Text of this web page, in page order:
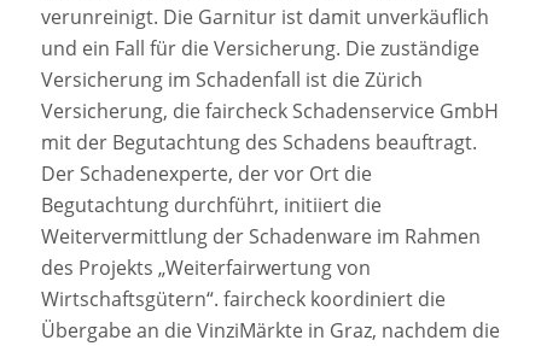
verunreinigt. Die Garnitur ist damit unverkäuflich
und ein Fall für die Versicherung. Die zuständige
Versicherung im Schadenfall ist die Zürich
Versicherung, die faircheck Schadenservice GmbH
mit der Begutachtung des Schadens beauftragt.
Der Schadenexperte, der vor Ort die
Begutachtung durchführt, initiiert die
Weitervermittlung der Schadenware im Rahmen
des Projekts „Weiterfairwertung von
Wirtschaftsgütern“. faircheck koordiniert die
Übergabe an die VinziMärkte in Graz, nachdem die